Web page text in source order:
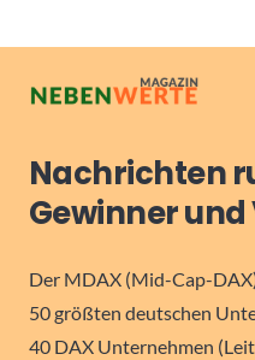
Nachrichten
Gewinner
Der MDAX (Mid-Cap-
50 größten deutschen
40 DAX Unternehmen